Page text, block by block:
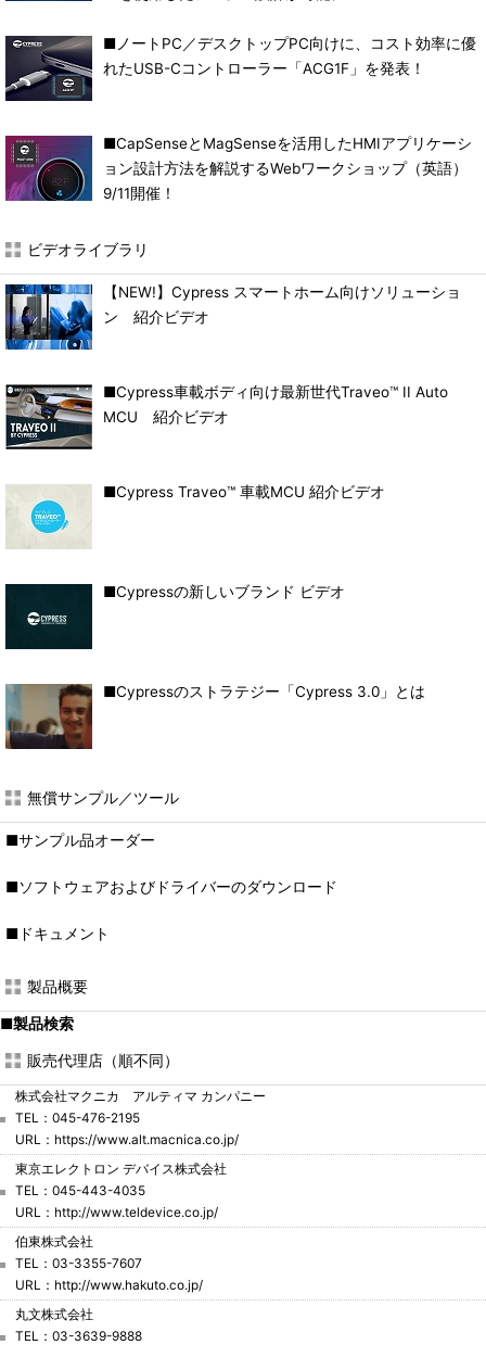
■ノートPC／デスクトップPC向けに、コスト効率に優
れたUSB-Cコントローラー「ACG1F」を発表！
■CapSenseとMagSenseを活用したHMIアプリケーシ
ョン設計方法を解説するWebワークショップ（英語）
9/11開催！
ビデオライブラリ
【NEW!】Cypress スマートホーム向けソリューショ
ン 紹介ビデオ
■Cypress車載ボディ向け最新世代Traveo™ II Auto
MCU 紹介ビデオ
■Cypress Traveo™ 車載MCU 紹介ビデオ
■Cypressの新しいブランド ビデオ
■Cypressのストラテジー「Cypress 3.0」とは
無償サンプル／ツール
■サンプル品オーダー
■ソフトウェアおよびドライバーのダウンロード
■ドキュメント
製品概要
■製品検索
販売代理店（順不同）
株式会社マクニカ アルティマ カンパニー
TEL：045-476-2195
URL： https://www.alt.macnica.co.jp/
東京エレクトロン デバイス株式会社
TEL：045-443-4035
URL： http://www.teldevice.co.jp/
伯東株式会社
TEL：03-3355-7607
URL： http://www.hakuto.co.jp/
丸文株式会社
TEL：03-3639-9888